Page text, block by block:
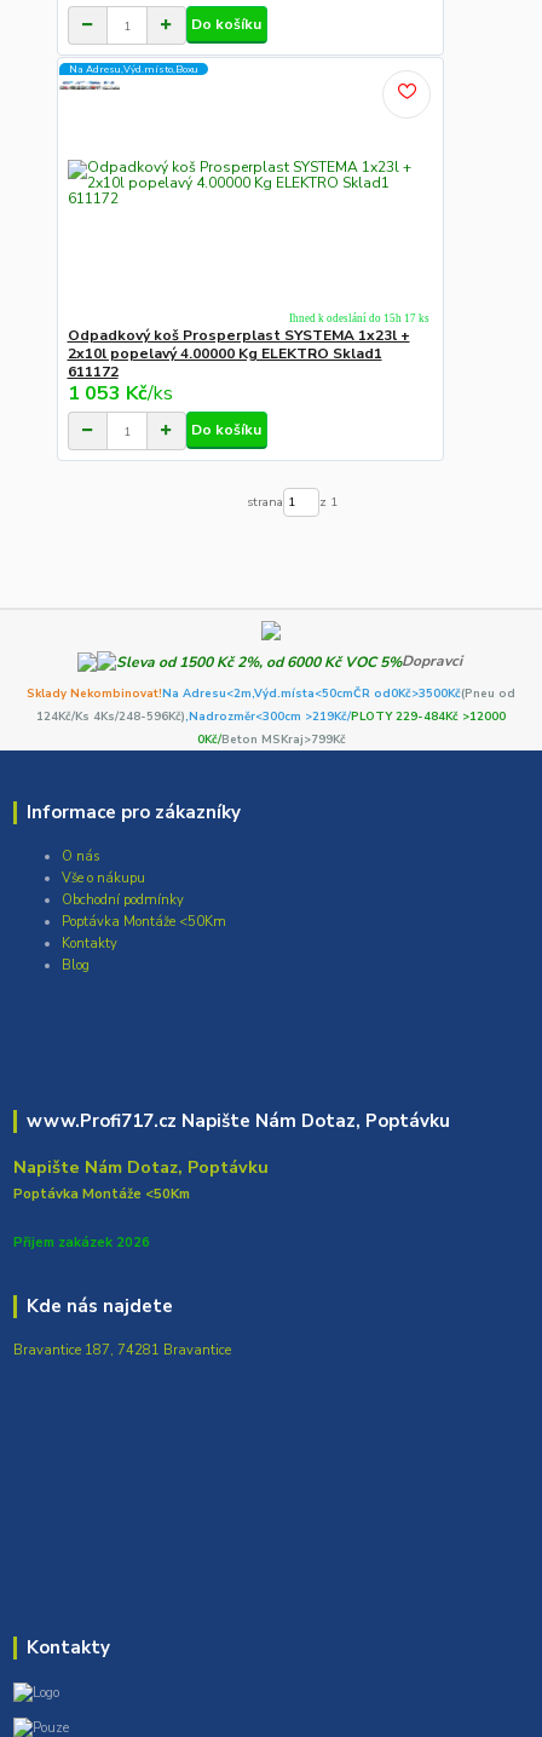
Do košíku
Na Adresu,Výd.místo,Boxu
Odpadkový koš Prosperplast SYSTEMA 1x23l +
2x10l popelavý 4.00000 Kg ELEKTRO Sklad1
611172
1 053 Kč/ks
Ihned k odeslání do 15h 17 ks
Do košíku
strana z 1
Dopravci
Sklady Nekombinovat!Na Adresu<2m,Výd.místa<50cmČR od0Kč>3500Kč(Pneu od
124Kč/Ks 4Ks/248-596Kč),Nadrozměr<300cm >219Kč/PLOTY 229-484Kč >12000
0Kč/Beton MSKraj>799Kč
Informace pro zákazníky
O nás
Vše o nákupu
Obchodní podmínky
Poptávka Montáže <50Km
Kontakty
Blog
www.Profi717.cz Napište Nám Dotaz, Poptávku
Napište Nám Dotaz, Poptávku
Poptávka Montáže <50Km
Přijem zakázek 2026
Kde nás najdete
Bravantice 187, 74281 Bravantice
Kontakty